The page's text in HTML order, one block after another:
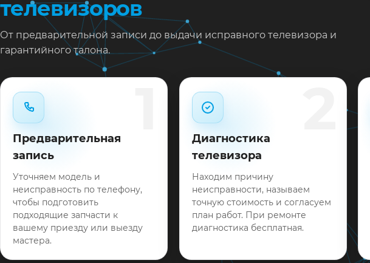
телевизоров
От предварительной записи до выдачи исправного телевизора и
гарантийного талона.
Предварительная
запись
Уточняем модель и
неисправность по телефону,
чтобы подготовить
подходящие запчасти к
вашему приезду или выезду
мастера.
Диагностика
телевизора
Находим причину
неисправности, называем
точную стоимость и согласуем
план работ. При ремонте
диагностика бесплатная.